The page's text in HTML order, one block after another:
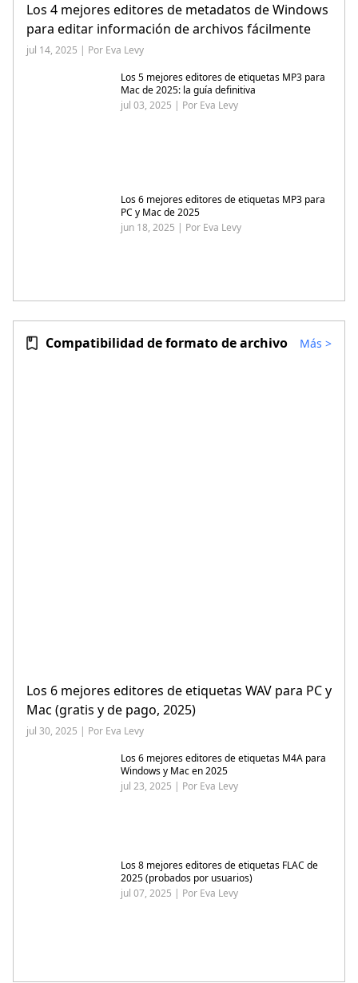
Los 4 mejores editores de metadatos de Windows
para editar información de archivos fácilmente
jul 14, 2025 | Por Eva Levy
Los 5 mejores editores de etiquetas MP3 para
Mac de 2025: la guía definitiva
jul 03, 2025 | Por Eva Levy
Los 6 mejores editores de etiquetas MP3 para
PC y Mac de 2025
jun 18, 2025 | Por Eva Levy
Compatibilidad de formato de archivo Más >
Los 6 mejores editores de etiquetas WAV para PC y
Mac (gratis y de pago, 2025)
jul 30, 2025 | Por Eva Levy
Los 6 mejores editores de etiquetas M4A para
Windows y Mac en 2025
jul 23, 2025 | Por Eva Levy
Los 8 mejores editores de etiquetas FLAC de
2025 (probados por usuarios)
jul 07, 2025 | Por Eva Levy